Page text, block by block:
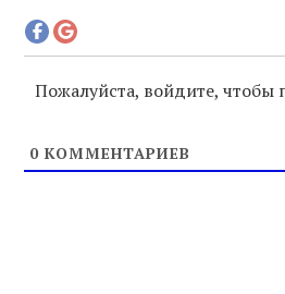
Пожалуйста, войдите, чтобы
0 КОММЕНТАРИЕВ